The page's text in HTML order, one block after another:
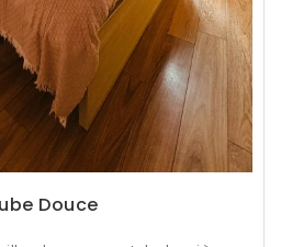
Douce